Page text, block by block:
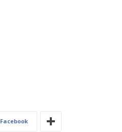
Facebook